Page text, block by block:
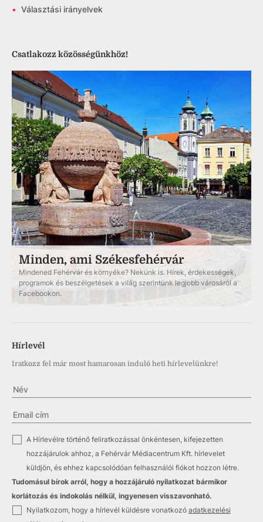
• Választási irányelvek
Csatlakozz közösségünkhöz!
Minden, ami Székesfehérvár
Mindened Fehérvár és környéke? Nekünk is. Hírek, érdekességek,
programok és beszélgetések a világ szerintünk legjobb városáról a
Facebookon.
Hírlevél
Iratkozz fel már most hamarosan induló heti hírlevelünkre!
✓
A Hírlevélre történő feliratkozással önkéntesen, kifejezetten
hozzájárulok ahhoz, a Fehérvár Médiacentrum Kft. hírlevelet
küldjön, és ehhez kapcsolódóan felhasználói fiókot hozzon létre.
Tudomásul bírok arról, hogy a hozzájáruló nyilatkozat bármikor
korlátozás és indokolás nélkül, ingyenesen visszavonható.
✓ Nyilatkozom, hogy a hírlevél küldésre vonatkozó adatkezelési